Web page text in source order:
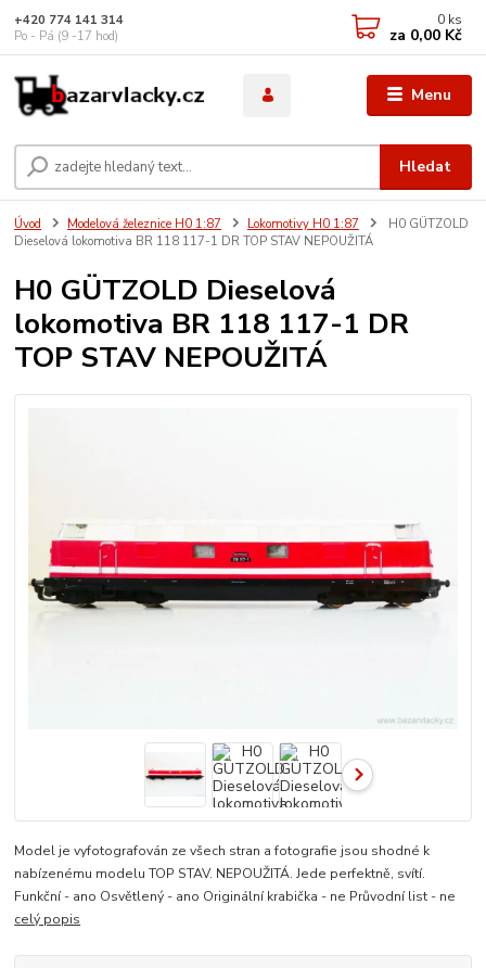
Menu
Hledat
+420 774 141 314
Po - Pá (9 -17 hod)
0 ks
za 0,00 Kč
Úvod Modelová železnice H0 1:87 Lokomotivy H0 1:87
H0 GÜTZOLD
Dieselová lokomotiva BR 118 117-1 DR TOP STAV NEPOUŽITÁ
H0 GÜTZOLD Dieselová
lokomotiva BR 118 117-1 DR
TOP STAV NEPOUŽITÁ
Model je vyfotografován ze všech stran a fotografie jsou shodné k
nabízenému modelu TOP STAV. NEPOUŽITÁ. Jede perfektně, svítí.
Funkční - ano Osvětlený - ano Originální krabička - ne Průvodní list - ne
celý popis